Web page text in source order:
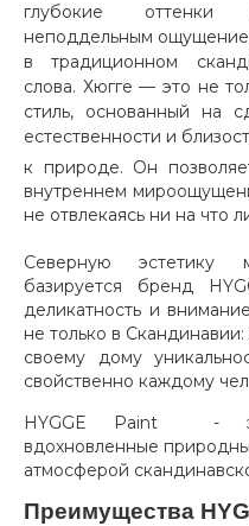
глубокие оттенки
неподдельным
в традиционном
слова. Хюгге — это не
стиль, основанный на
естественности и
к природе. Он
внутреннем
не отвлекаясь ни на что
Северную эстетику
базируется бренд
деликатность и
не только в
своему дому
свойственно каждому
HYGGE Paint -
вдохновленные
атмосферой
Преимущества